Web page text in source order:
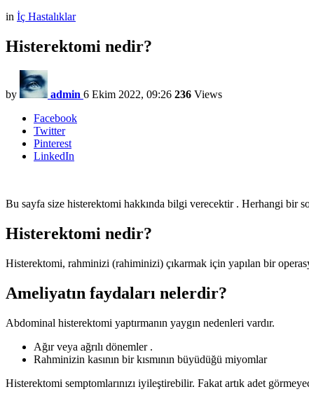
in İç Hastalıklar
Histerektomi nedir?
by admin 6 Ekim 2022, 09:26 236 Views
Facebook
Twitter
Pinterest
LinkedIn
Bu sayfa size histerektomi hakkında bilgi verecektir . Herhangi bir
Histerektomi nedir?
Histerektomi, rahminizi (rahiminizi) çıkarmak için yapılan bir
Ameliyatın faydaları nelerdir?
Abdominal histerektomi yaptırmanın yaygın nedenleri vardır.
Ağır veya ağrılı dönemler .
Rahminizin kasının bir kısmının büyüdüğü miyomlar
Histerektomi semptomlarınızı iyileştirebilir. Fakat artık adet